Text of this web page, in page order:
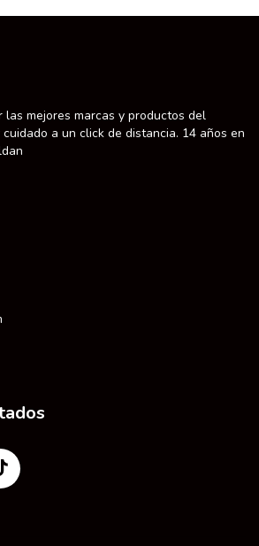
mejores marcas y productos del
a un click de distancia. 14 años en